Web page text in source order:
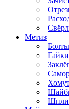
Метиз
Болты
Гайки